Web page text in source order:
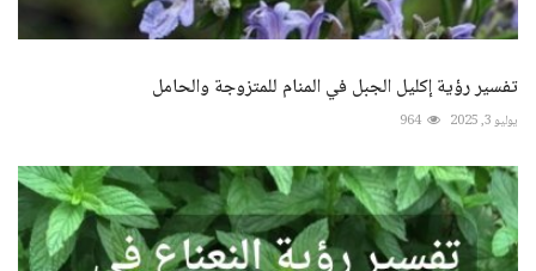
تفسير رؤية إكليل الجبل في المنام للمتزوجة والحامل
يوليو 3, 2025 964